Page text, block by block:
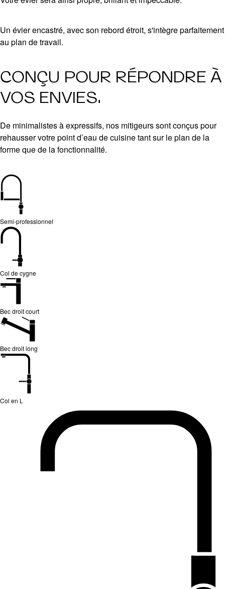
Un évier encastré, avec son rebord étroit, s'intègre parfaitement
au plan de travail.
CONÇU POUR RÉPONDRE À
VOS ENVIES.
De minimalistes à expressifs, nos mitigeurs sont conçus pour
rehausser votre point d’eau de cuisine tant sur le plan de la
forme que de la fonctionnalité.
Semi-professionnel
Col de cygne
Bec droit court
Bec droit long
Col en L